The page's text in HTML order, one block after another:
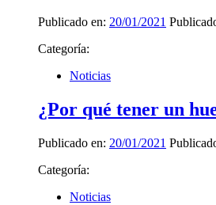
Publicado en: 20/01/2021
Categoría:
Noticias
¿Por qué tener un
Publicado en: 20/01/2021
Categoría:
Noticias